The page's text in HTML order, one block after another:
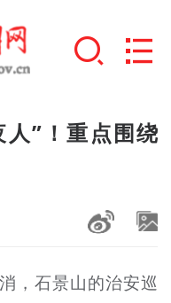
”！重点围绕
，石景山的治安巡